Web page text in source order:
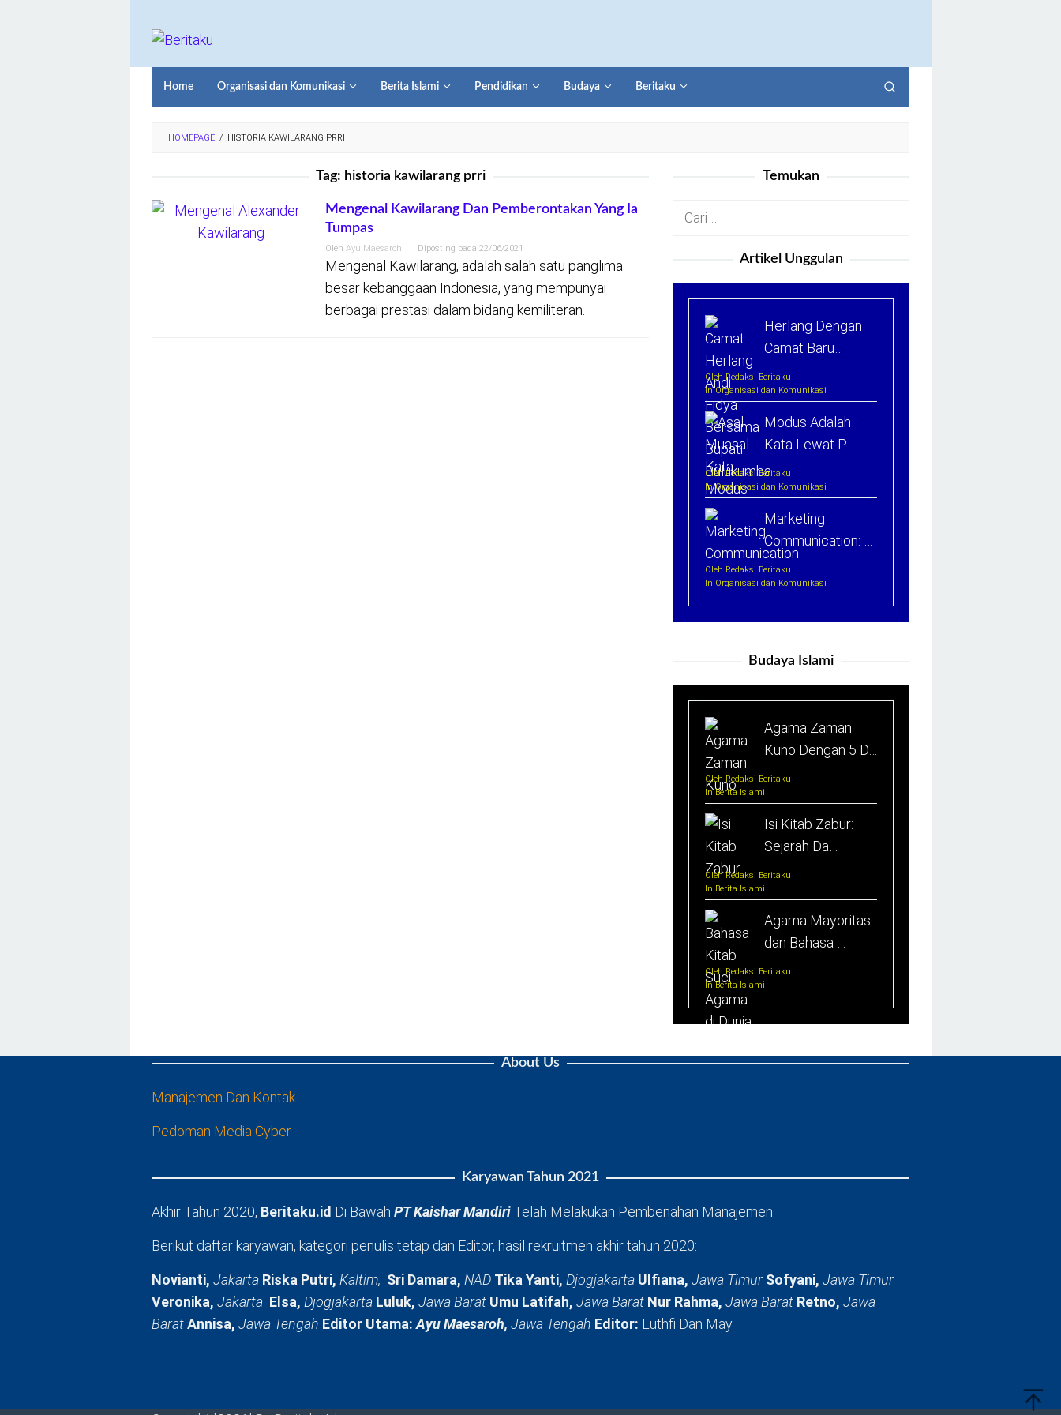
Home Organisasi dan Komunikasi Berita Islami Pendidikan Budaya Beritaku
HOMEPAGE / HISTORIA KAWILARANG PRRI
Tag: historia kawilarang prri
Mengenal Kawilarang Dan Pemberontakan Yang Ia
Tumpas
Oleh Ayu Maesaroh Diposting pada 22/06/2021
Mengenal Kawilarang, adalah salah satu panglima
besar kebanggaan Indonesia, yang mempunyai
berbagai prestasi dalam bidang kemiliteran.
Temukan
Cari
Artikel Unggulan
Herlang Dengan
Camat Baru…
Oleh Redaksi Beritaku
In Organisasi dan Komunikasi
Modus Adalah
Kata Lewat P…
Oleh Redaksi Beritaku
In Organisasi dan Komunikasi
Marketing
Communication: …
Oleh Redaksi Beritaku
In Organisasi dan Komunikasi
Budaya Islami
Agama Zaman
Kuno Dengan 5 D…
Oleh Redaksi Beritaku
In Berita Islami
Isi Kitab Zabur:
Sejarah Da…
Oleh Redaksi Beritaku
In Berita Islami
Agama Mayoritas
dan Bahasa …
Oleh Redaksi Beritaku
In Berita Islami
About Us
Manajemen Dan Kontak
Pedoman Media Cyber
Karyawan Tahun 2021
Akhir Tahun 2020, Beritaku.id Di Bawah PT Kaishar MandiriTelah Melakukan Pembenahan Manajemen.
Berikut daftar karyawan, kategori penulis tetap dan Editor, hasil rekruitmen akhir tahun 2020:
Novianti, Jakarta Riska Putri, Kaltim, Sri Damara, NAD Tika Yanti, Djogjakarta Ulfiana, Jawa TimurSofyani, Jawa Timur
Veronika, Jakarta Elsa, Djogjakarta Luluk, Jawa Barat Umu Latifah, Jawa Barat Nur Rahma, Jawa Barat Retno, Jawa
BaratAnnisa, Jawa Tengah Editor Utama:Ayu Maesaroh, Jawa Tengah Editor: Luthfi Dan May